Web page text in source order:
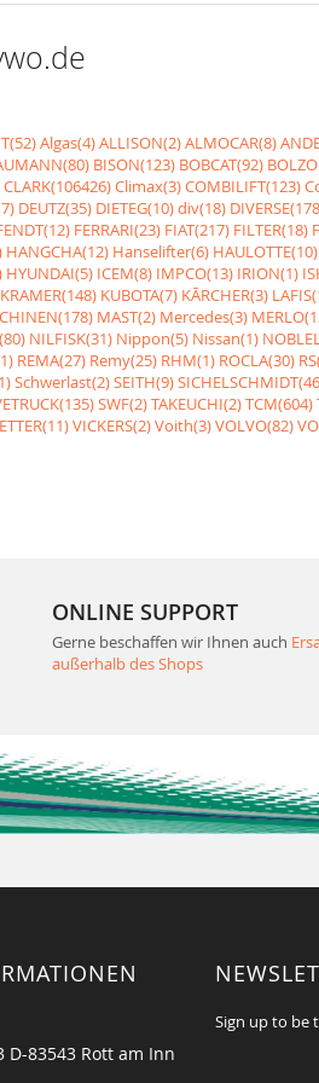
Algas(4)ALLISON(2)ALMOCAR(8)
BISON(123) BOBCAT(92)
CLARK(106426)Climax(3)COMBILIFT(123)
DEUTZ(35) DIETEG(10)div(18)
FERRARI(23) FIAT(217) FILTER(18)
HANGCHA(12) Hanselifter(6) HAULOTTE(10)
HYUNDAI(5) ICEM(8) IMPCO(13) IRION(1)
KRAMER(148) KUBOTA(7) KÃRCHER(3)
MAST(2) Mercedes(3)
NILFISK(31) Nippon(5) Nissan(1)
REMA(27) Remy(25) RHM(1) ROCLA(30)
Schwerlast(2)SEITH(9)
SWF(2)TAKEUCHI(2)TCM(604)
VICKERS(2)Voith(3)VOLVO(82)
ONLINE SUPPORT
Gerne beschaffen wir Ihnen auch
außerhalb des Shops
D-83543 Rott am Inn
Sign up to be